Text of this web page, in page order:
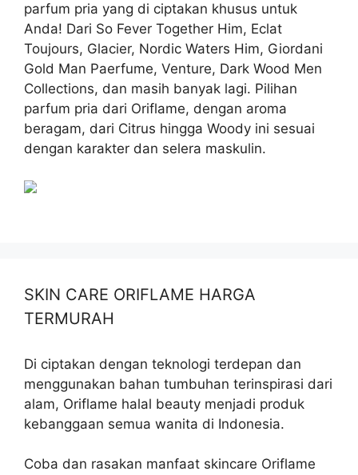
parfum pria yang di ciptakan khusus untuk
Anda! Dari So Fever Together Him, Eclat
Toujours, Glacier, Nordic Waters Him, Giordani
Gold Man Paerfume, Venture, Dark Wood Men
Collections, dan masih banyak lagi. Pilihan
parfum pria dari Oriflame, dengan aroma
beragam, dari Citrus hingga Woody ini sesuai
dengan karakter dan selera maskulin.
SKIN CARE ORIFLAME HARGA
TERMURAH
Di ciptakan dengan teknologi terdepan dan
menggunakan bahan tumbuhan terinspirasi dari
alam, Oriflame halal beauty menjadi produk
kebanggaan semua wanita di Indonesia.
Coba dan rasakan manfaat skincare Oriflame